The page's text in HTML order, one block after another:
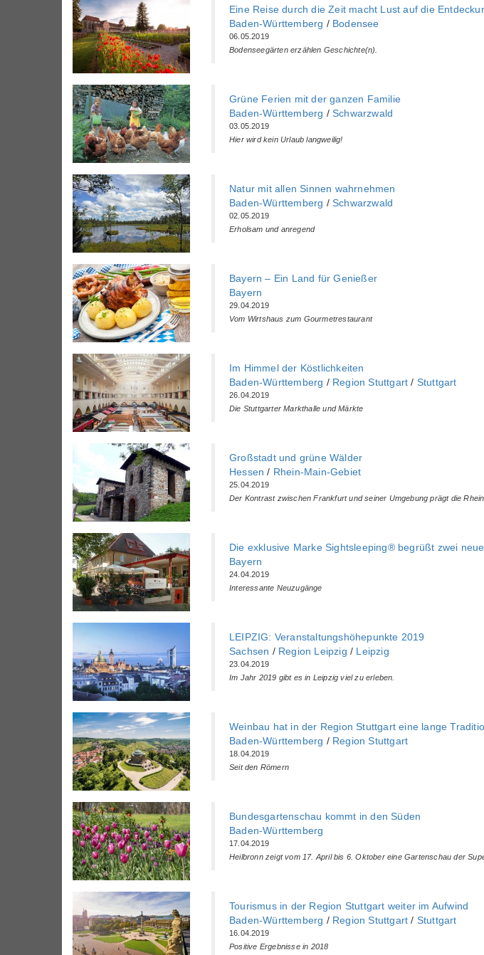
Eine Reise durch die Zeit macht Lust auf die
Baden-Württemberg‎ / Bodensee
06.05.2019
Bodenseegärten erzählen Geschichte(n).
Grüne Ferien mit der ganzen Familie
Baden-Württemberg‎ /Schwarzwald
03.05.2019
Hier wird kein Urlaub langweilig!
Natur mit allen Sinnen wahrnehmen
Baden-Württemberg‎ /Schwarzwald
02.05.2019
Erholsam und anregend
Bayern – Ein Land für Genießer
Bayern
29.04.2019
Vom Wirtshaus zum Gourmetrestaurant
Im Himmel der Köstlichkeiten
Baden-Württemberg‎ / Region Stuttgart / Stuttgart
26.04.2019
Die Stuttgarter Markthalle und Märkte
Großstadt und grüne Wälder
Hessen / Rhein-Main-Gebiet
25.04.2019
Der Kontrast zwischen Frankfurt und seiner Umgebung prägt die
Die exklusive Marke Sightsleeping® begrüßt zwei
Bayern
24.04.2019
Interessante Neuzugänge
LEIPZIG: Veranstaltungshöhepunkte 2019
Sachsen / Region Leipzig / Leipzig
23.04.2019
Im Jahr 2019 gibt es in Leipzig viel zu erleben.
Weinbau hat in der Region Stuttgart eine lange
Baden-Württemberg‎ / Region Stuttgart
18.04.2019
Seit den Römern
Bundesgartenschau kommt in den Süden
Baden-Württemberg‎
17.04.2019
Heilbronn zeigt vom 17. April bis 6. Oktober eine Gartenschau der
Tourismus in der Region Stuttgart weiter im Aufwind
Baden-Württemberg‎ / Region Stuttgart / Stuttgart
16.04.2019
Positive Ergebnisse in 2018